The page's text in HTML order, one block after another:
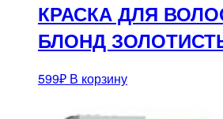
КРАСКА ДЛЯ
БЛОНД
599₽ В корзину